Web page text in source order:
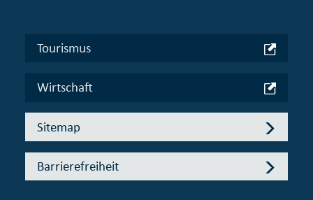
Tourismus
Wirtschaft
Sitemap
Barrierefreiheit